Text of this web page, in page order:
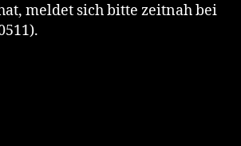
meldet sich bitte zeitnah bei